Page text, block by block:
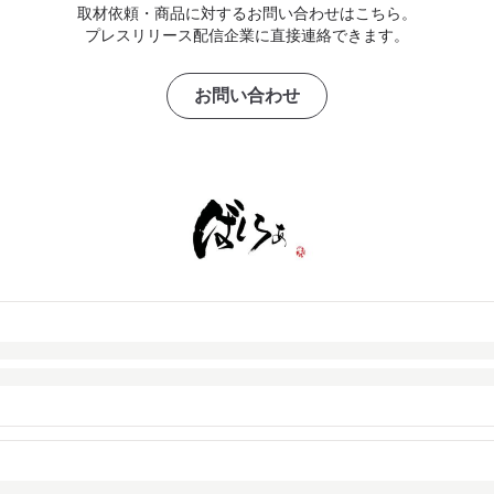
取材依頼・商品に対するお問い合わせはこちら。
プレスリリース配信企業に直接連絡できます。
お問い合わせ